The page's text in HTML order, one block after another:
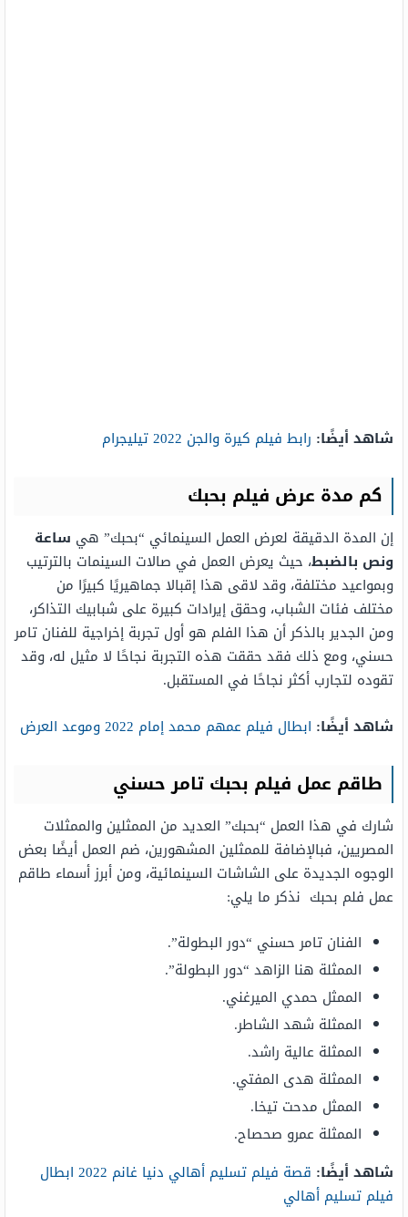
شاهد أيضًا: رابط فيلم كيرة والجن 2022 تيليجرام
كم مدة عرض فيلم بحبك
إن المدة الدقيقة لعرض العمل السينمائي “بحبك” هي ساعة
ونص بالضبط، حيث يعرض العمل في صالات السينمات بالترتيب
وبمواعيد مختلفة، وقد لاقى هذا إقبالا جماهيريًا كبيرًا من
مختلف فئات الشباب، وحقق إيرادات كبيرة على شبابيك التذاكر،
ومن الجدير بالذكر أن هذا الفلم هو أول تجربة إخراجية للفنان تامر
حسني، ومع ذلك فقد حققت هذه التجربة نجاحًا لا مثيل له، وقد
تقوده لتجارب أكثر نجاحًا في المستقبل.
شاهد أيضًا: ابطال فيلم عمهم محمد إمام 2022 وموعد العرض
طاقم عمل فيلم بحبك تامر حسني
شارك في هذا العمل “بحبك” العديد من الممثلين والممثلات
المصريين، فبالإضافة للممثلين المشهورين، ضم العمل أيضًا بعض
الوجوه الجديدة على الشاشات السينمائية، ومن أبرز أسماء طاقم
عمل فلم بحبك نذكر ما يلي:
الفنان تامر حسني “دور البطولة”.
الممثلة هنا الزاهد “دور البطولة”.
الممثل حمدي الميرغني.
الممثلة شهد الشاطر.
الممثلة عالية راشد.
الممثلة هدى المفتي.
الممثل مدحت تيخا.
الممثلة عمرو صحصاح.
شاهد أيضًا:
قصة فيلم تسليم أهالي دنيا غانم 2022 ابطال
فيلم تسليم أهالي